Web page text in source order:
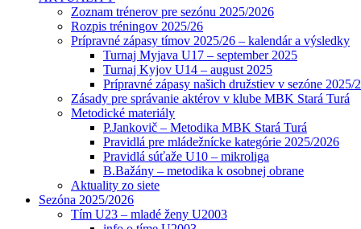
Zoznam trénerov pre sezónu 2025/2026
Rozpis tréningov 2025/26
Prípravné zápasy tímov 2025/26 – kalendár a výsledky
Turnaj Myjava U17 – september 2025
Turnaj Kyjov U14 – august 2025
Prípravné zápasy našich družstiev v sezóne 2025/
Zásady pre správanie aktérov v klube MBK Stará Turá
Metodické materiály
P.Jankovič – Metodika MBK Stará Turá
Pravidlá pre mládežnícke kategórie 2025/2026
Pravidlá súťaže U10 – mikroliga
B.Bažány – metodika k osobnej obrane
Aktuality zo siete
Sezóna 2025/2026
Tím U23 – mladé ženy U2003